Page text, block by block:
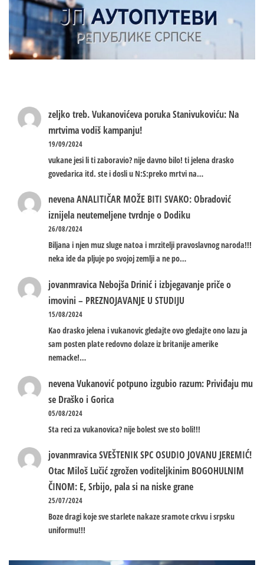
zeljko treb.Vukanovićeva poruka Stanivukoviću: Na
mrtvima vodiš kampanju!
19/09/2024
vukane jesi li ti zaboravio? nije davno bilo! ti jelena drasko
govedarica itd. ste i dosli u N:S:preko mrtvi na…
nevenaANALITIČAR MOŽE BITI SVAKO: Obradović
iznijela neutemeljene tvrdnje o Dodiku
26/08/2024
Biljana i njen muz sluge natoa i mrzitelji pravoslavnog naroda!!!
neka ide da pljuje po svojoj zemlji a ne po…
jovanmravica Nebojša Drinić i izbjegavanje priče o
imovini – PREZNOJAVANJE U STUDIJU
15/08/2024
Kao drasko jelena i vukanovic gledajte ovo gledajte ono lazu ja
sam posten plate redovno dolaze iz britanije amerike
nemacke!…
nevenaVukanović potpuno izgubio razum: Priviđaju mu
se Draško i Gorica
05/08/2024
Sta reci za vukanovica? nije bolest sve sto boli!!!
jovanmravicaSVEŠTENIK SPC OSUDIO JOVANU JEREMIĆ!
Otac Miloš Lučić zgrožen voditeljkinim BOGOHULNIM
ČINOM: E, Srbijo, pala si na niske grane
25/07/2024
Boze dragi koje sve starlete nakaze sramote crkvu i srpsku
uniformu!!!